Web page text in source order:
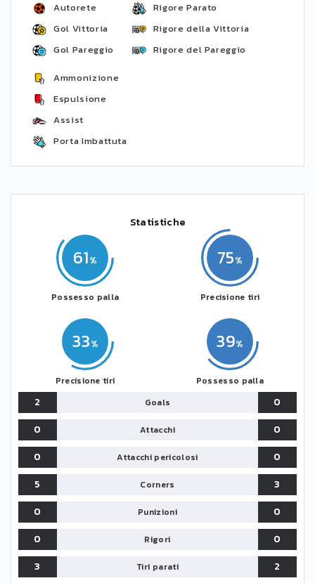
Autorete
Gol Vittoria
Gol Pareggio
Rigore Parato
Rigore della Vittoria
Rigore del Pareggio
Ammonizione
Espulsione
Assist
Porta Imbattuta
Statistiche
61
Possesso palla
33
Precisione tiri
39
Possesso palla
75
Precisione tiri
2 Goals
0
0
Attacchi
0
0
Attacchi pericolosi
0
5
Corners
3
0
Punizioni
0
0
Rigori
0
3
Tiri parati 2